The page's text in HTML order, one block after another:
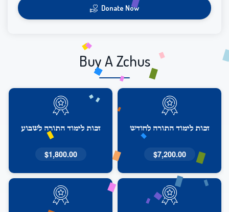
Donate Now
Buy A Zchus
זכות לימוד התורה לחודש
$7,200.00
זכות לימוד התורה לשבוע
$1,800.00